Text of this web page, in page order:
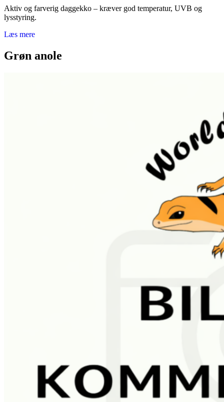
Aktiv og farverig daggekko – kræver god temperatur, UVB og
lysstyring.
Læs mere
Grøn anole